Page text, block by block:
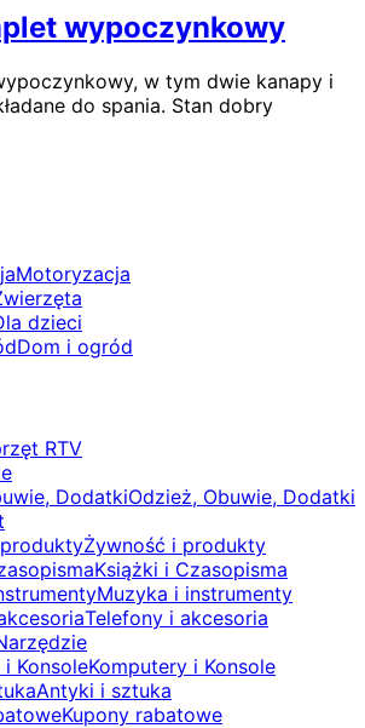
wypoczynkowy
w tym dwie kanapy i
do spania. Stan dobry
Motoryzacja
dzieci
Dom i ogród
RTV
Odzież, Obuwie, Dodatki
Żywność i produkty
Książki i Czasopisma
Muzyka i instrumenty
Telefony i akcesoria
Komputery i Konsole
Antyki i sztuka
Kupony rabatowe